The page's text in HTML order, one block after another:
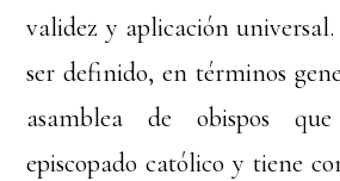
validez y aplicación
ser definido, en términos
asamblea de obispos
episcopado católico y tiene